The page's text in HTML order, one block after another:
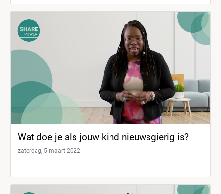
Wat doe je als jouw kind nieuwsgierig is?
zaterdag, 5 maart 2022